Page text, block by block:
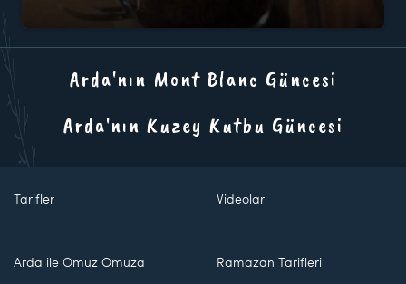
Arda'nın Mont Blanc Güncesi
Arda'nın Kuzey Kutbu Güncesi
Tarifler Videolar
Arda ile Omuz Omuza Ramazan Tarifleri